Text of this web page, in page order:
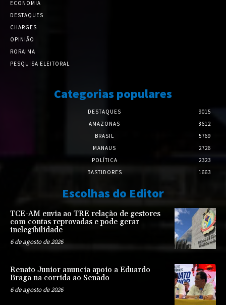
ECONOMIA
DESTAQUES
CHARGES
OPINIÃO
RORAIMA
PESQUISA ELEITORAL
Categorias populares
DESTAQUES
9015
AMAZONAS
8612
BRASIL
5769
MANAUS
2726
POLÍTICA
2323
BASTIDORES
1663
Escolhas do Editor
TCE-AM envia ao TRE relação de gestores
com contas reprovadas e pode gerar
inelegibilidade
6 de agosto de 2026
Renato Junior anuncia apoio a Eduardo
Braga na corrida ao Senado
6 de agosto de 2026